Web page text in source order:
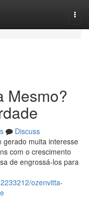
Mesmo?
Discuss
gerado muita interesse
com o crescimento
de engrossá-los para
ozenvitta-